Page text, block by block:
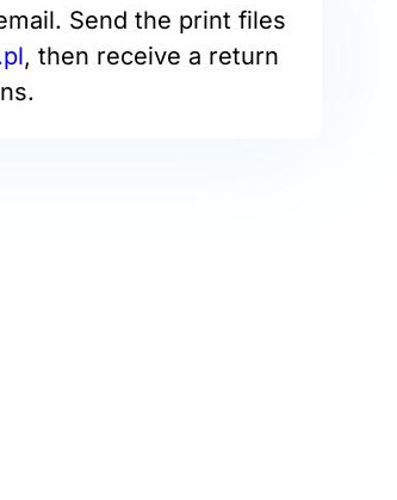
Send the print files
, then receive a return